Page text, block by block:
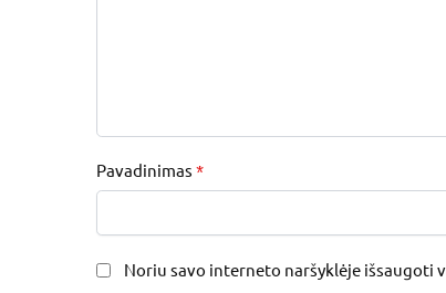
Pavadinimas*
Noriu savo interneto naršyklėje išsaugoti